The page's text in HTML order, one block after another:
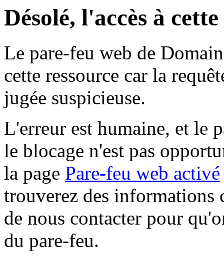
Désolé, l'accès à
Le pare-feu web de
cette ressource car la
jugée suspicieuse.
L'erreur est humaine, et le
le blocage n'est pas
la page Pare-feu web activé
trouverez des informations
de nous contacter pour
du pare-feu.